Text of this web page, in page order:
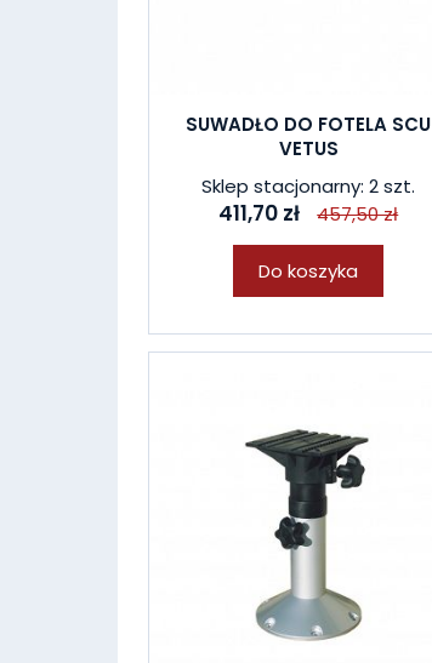
SUWADŁO DO FOTELA SCU
VETUS
Sklep stacjonarny: 2 szt.
411,70 zł 457,50 zł
Do koszyka